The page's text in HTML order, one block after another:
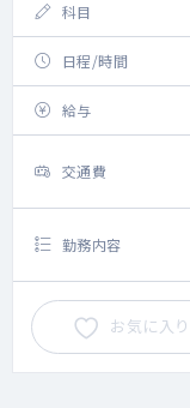
科目
日程/時間
給与
交通費
勤務内容
お気に入り